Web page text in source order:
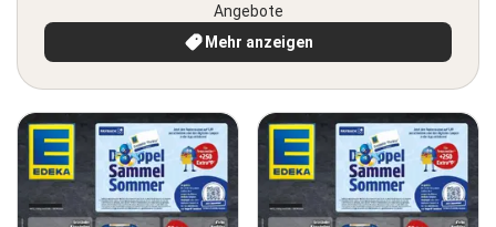
Angebote
Mehr anzeigen